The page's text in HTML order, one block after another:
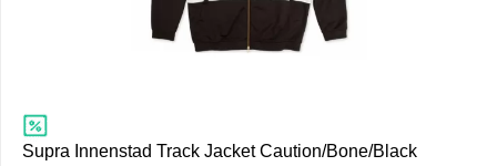
Supra Innenstad Track Jacket Caution/Bone/Black